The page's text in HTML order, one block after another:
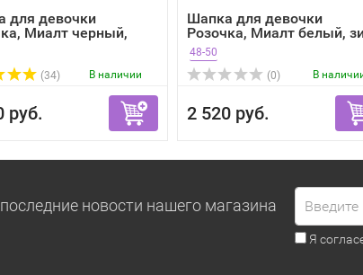
для девочки
Миалт черный,
(34)
В наличии
руб.
Шапка для девочки
Розочка, Миалт белый,
48-50
(0)
В
2 520 руб.
новости нашего магазина
Я